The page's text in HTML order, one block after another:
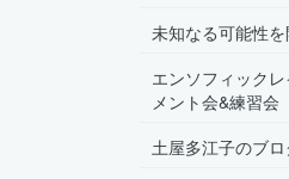
未知なる可能性
エンソフィック
メント会&練習会
土屋多江子のブロ